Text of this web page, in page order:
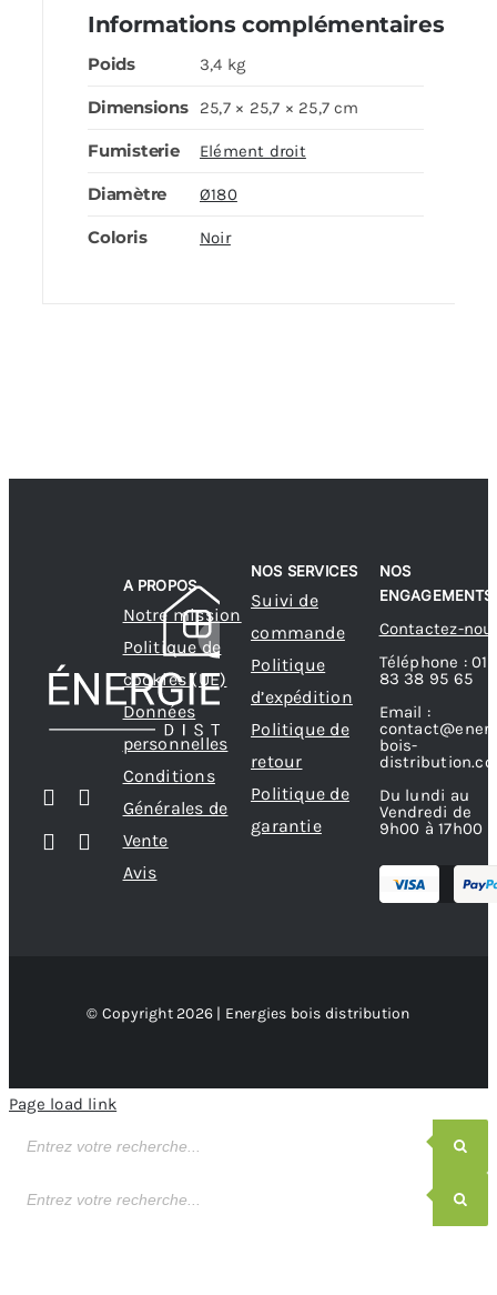
Informations complémentaires
Poids 3,4 kg
Dimensions 25,7 × 25,7 × 25,7 cm
Fumisterie Elément droit
Diamètre Ø180
Coloris Noir
A PROPOS
Notre mission
Politique de
cookies (UE)
Données
personnelles
Conditions
Générales de
Vente
Avis
NOS SERVICES
Suivi de
commande
Politique
d’expédition
Politique de
retour
Politique de
garantie
NOS
ENGAGEMENTS
Contactez-
Téléphone : 01
83 38 95 65
Email :
bois-
Du lundi au
Vendredi de
9h00 à 17h00
© Copyright 2026 | Energies bois distribution
Page load link
de
de